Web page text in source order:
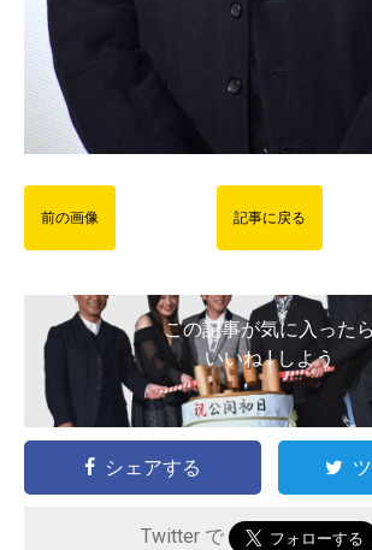
前の画像 記事に戻る
この記事が気に入ったら
いいね ! しよう
シェアする
Twitter で